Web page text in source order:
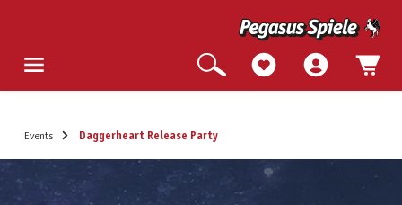
Events Daggerheart Release Party